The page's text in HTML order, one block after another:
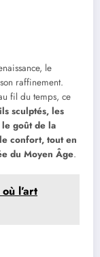
le
raffinement.
fil du temps, ce
sculptés, les
goût de la
confort, tout en
du Moyen Âge.
l’art